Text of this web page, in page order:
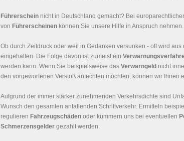
Führerschein nicht in Deutschland gemacht? Bei
von Führerscheinen können Sie unsere Hilfe in Anspruch nehmen.
Ob durch Zeitdruck oder weil in Gedanken versunken - oft wird
eingehalten. Die Folge davon ist zumeist ein
werden kann. Wenn Sie beispielsweise das Verwarngeld nicht
den vorgeworfenen Verstoß anfechten möchten, können wir Ihnen
Aufgrund der immer stärker zunehmenden Verkehrsdichte sind
Wunsch den gesamten anfallenden Schriftverkehr. Ermitteln
regulieren Fahrzeugschäden oder kümmern uns bei eventuellen
Schmerzensgelder gezahlt werden.